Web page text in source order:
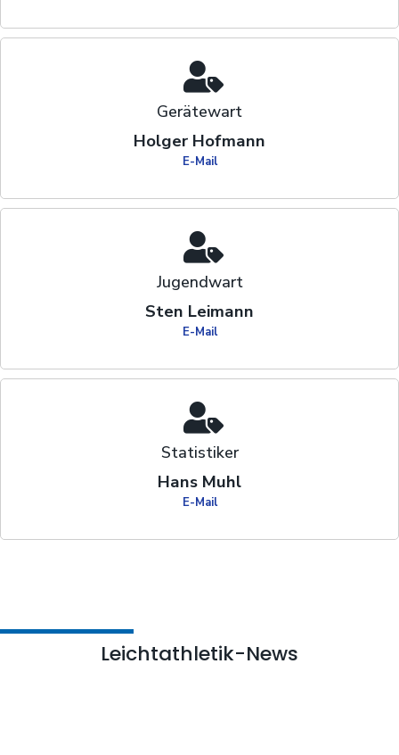
Gerätewart
Holger Hofmann
E-Mail
Jugendwart
Sten Leimann
E-Mail
Statistiker
Hans Muhl
E-Mail
Leichtathletik-News